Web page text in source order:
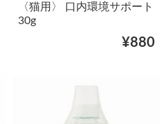
〈猫用〉 口内環境サポート
30g
¥880